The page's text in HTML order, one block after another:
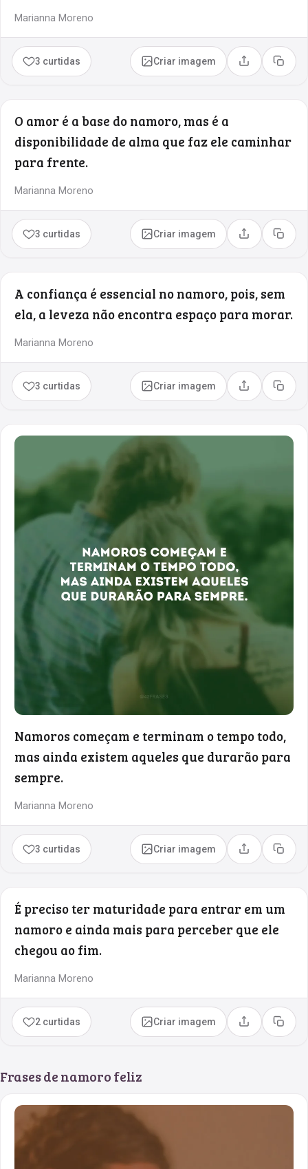
Marianna Moreno
3 curtidas Criar imagem Compartilhar
Copiar
O amor é a base do namoro, mas é a
disponibilidade de alma que faz ele caminhar
para frente.
Marianna Moreno
3 curtidas Criar imagem Compartilhar
Copiar
A confiança é essencial no namoro, pois, sem
ela, a leveza não encontra espaço para morar.
Marianna Moreno
3 curtidas Criar imagem Compartilhar
Copiar
Namoros começam e terminam o tempo todo,
mas ainda existem aqueles que durarão para
sempre.
Marianna Moreno
3 curtidas Criar imagem Compartilhar
Copiar
É preciso ter maturidade para entrar em um
namoro e ainda mais para perceber que ele
chegou ao fim.
Marianna Moreno
2 curtidas Criar imagem Compartilhar
Copiar
Frases de namoro feliz